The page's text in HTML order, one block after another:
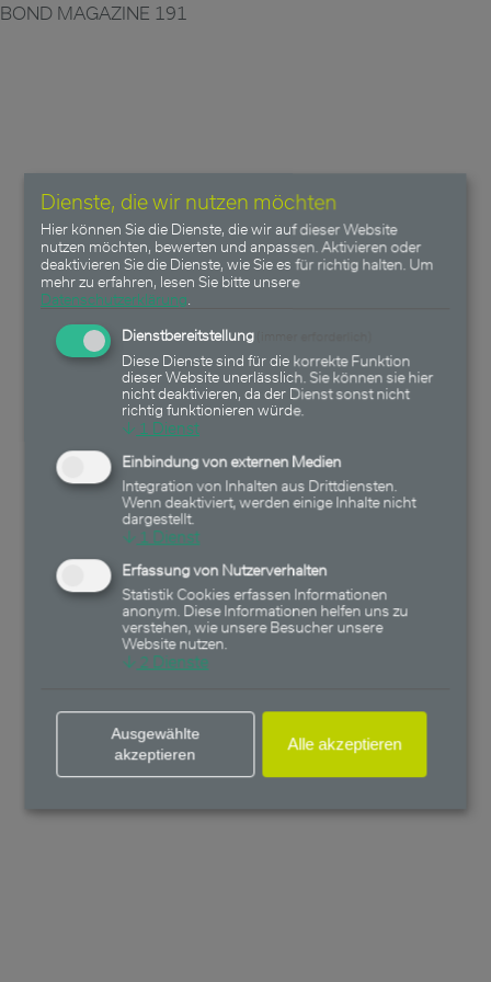
BOND MAGAZINE 191
Dienste, die wir nutzen möchten
Hier können Sie die Dienste, die wir auf dieser Website
nutzen möchten, bewerten und anpassen. Aktivieren oder
deaktivieren Sie die Dienste, wie Sie es für richtig halten. Um
mehr zu erfahren, lesen Sie bitte unsere
Datenschutzerklärung.
Dienstbereitstellung
Diese Dienste sind für die korrekte Funktion
dieser Website unerlässlich. Sie können sie hier
nicht deaktivieren, da der Dienst sonst nicht
richtig funktionieren würde.
↓ 1 Dienst
Einbindung von externen Medien
Integration von Inhalten aus Drittdiensten.
Wenn deaktiviert, werden einige Inhalte nicht
dargestellt.
↓ 1 Dienst
Erfassung von Nutzerverhalten
Statistik Cookies erfassen Informationen
anonym. Diese Informationen helfen uns zu
verstehen, wie unsere Besucher unsere
Website nutzen.
↓ 2 Dienste
Ausgewählte
akzeptieren
Alle akzeptieren